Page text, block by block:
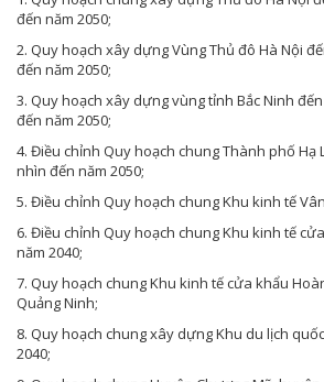
đến năm 2050;
2. Quy hoạch xây dựng Vùng Thủ đô Hà Nội
đến năm 2050;
3. Quy hoạch xây dựng vùng tỉnh Bắc Ninh
đến năm 2050;
4. Điều chỉnh Quy hoạch chung Thành phố Hạ
nhìn đến năm 2050;
5. Điều chỉnh Quy hoạch chung Khu kinh tế
6. Điều chỉnh Quy hoạch chung Khu kinh tế
năm 2040;
7. Quy hoạch chung Khu kinh tế cửa khẩu
Quảng Ninh;
8. Quy hoạch chung xây dựng Khu du lịch
2040;